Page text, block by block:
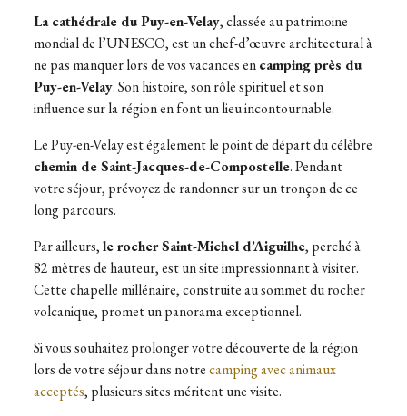
La cathédrale du Puy-en-Velay, classée au patrimoine
mondial de l’UNESCO, est un chef-d’œuvre architectural à
ne pas manquer lors de vos vacances encamping près du
Puy-en-Velay. Son histoire, son rôle spirituel et son
influence sur la région en font un lieu incontournable.
Le Puy-en-Velay est également le point de départ du célèbre
chemin de Saint-Jacques-de-Compostelle. Pendant
votre séjour, prévoyez de randonner sur un tronçon de ce
long parcours.
Par ailleurs,le rocher Saint-Michel d’Aiguilhe, perché à
82 mètres de hauteur, est un site impressionnant à visiter.
Cette chapelle millénaire, construite au sommet du rocher
volcanique, promet un panorama exceptionnel.
Si vous souhaitez prolonger votre découverte de la région
lors de votre séjour dans notrecamping avec animaux
acceptés, plusieurs sites méritent une visite.